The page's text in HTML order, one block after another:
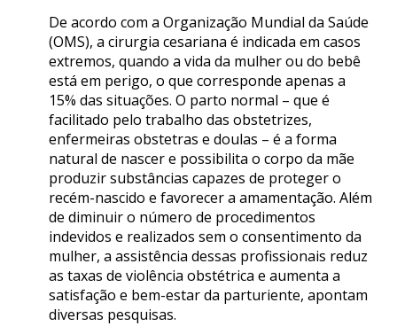
De acordo com a Organização Mundial da Saúde
(OMS), a cirurgia cesariana é indicada em casos
extremos, quando a vida da mulher ou do bebê
está em perigo, o que corresponde apenas a
15% das situações. O parto normal – que é
facilitado pelo trabalho das obstetrizes,
enfermeiras obstetras e doulas – é a forma
natural de nascer e possibilita o corpo da mãe
produzir substâncias capazes de proteger o
recém-nascido e favorecer a amamentação. Além
de diminuir o número de procedimentos
indevidos e realizados sem o consentimento da
mulher, a assistência dessas profissionais reduz
as taxas de violência obstétrica e aumenta a
satisfação e bem-estar da parturiente, apontam
diversas pesquisas.